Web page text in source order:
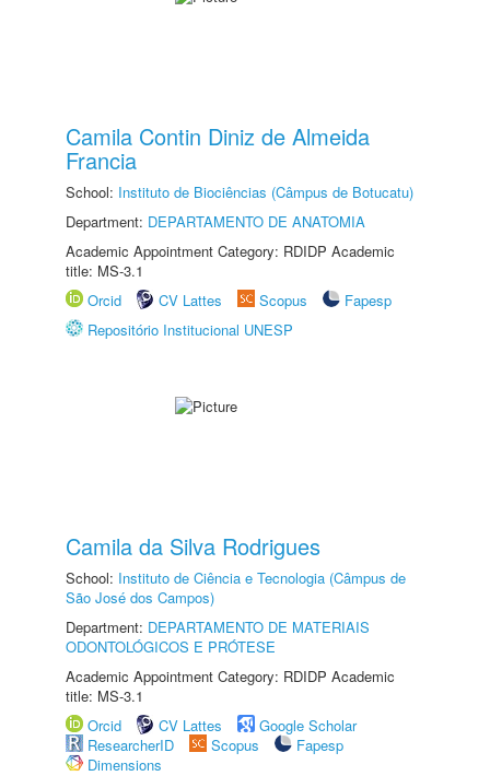
Camila Contin Diniz de Almeida
Francia
School: Instituto de Biociências (Câmpus de Botucatu)
Department: DEPARTAMENTO DE ANATOMIA
Academic Appointment Category: RDIDP Academic
title: MS-3.1
Orcid
CV Lattes Scopus
Fapesp
Repositório Institucional UNESP
Camila da Silva Rodrigues
School: Instituto de Ciência e Tecnologia (Câmpus de
São José dos Campos)
Department: DEPARTAMENTO DE MATERIAIS
ODONTOLÓGICOS E PRÓTESE
Academic Appointment Category: RDIDP Academic
title: MS-3.1
Orcid
CV Lattes
Google Scholar
ResearcherID
Scopus
Fapesp
Dimensions